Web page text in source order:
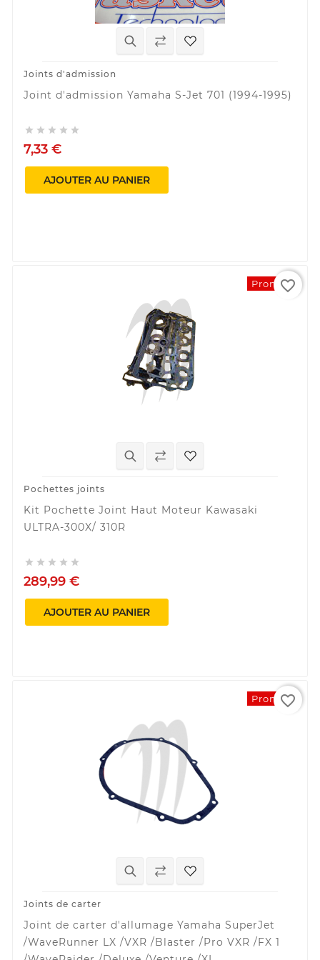
Joints d'admission
Joint d'admission Yamaha S-Jet 701 (1994-1995)
    
7,33 €
AJOUTER AU PANIER
Promo !
Pochettes joints
Kit Pochette Joint Haut Moteur Kawasaki
ULTRA-300X/ 310R
    
289,99 €
AJOUTER AU PANIER
favorite_border
Promo !
Joints de carter
Joint de carter d'allumage Yamaha SuperJet
/WaveRunner LX /VXR /Blaster /Pro VXR /FX 1
favorite_border